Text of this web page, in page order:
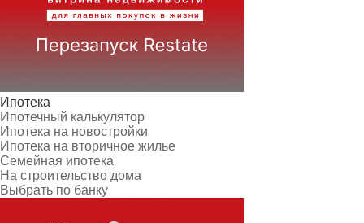
Ипотека
Ипотечный калькулятор
Ипотека на новостройки
Ипотека на вторичное жилье
Семейная ипотека
На строительство дома
Выбрать по банку